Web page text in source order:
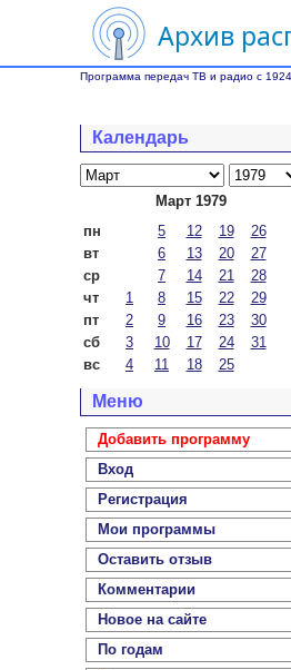
Архив
Программа передач ТВ и радио с
Календарь
Март 1979
пн
5 12 19
26
вт
6 13 20
27
ср
7 14 21
28
чт
1 8 15 22
29
пт
2 9 16 23
30
сб
3 10 17 24
31
вс
4 11 18 25
Меню
Добавить программу
Вход
Регистрация
Мои программы
Оставить отзыв
Комментарии
Новое на сайте
По годам